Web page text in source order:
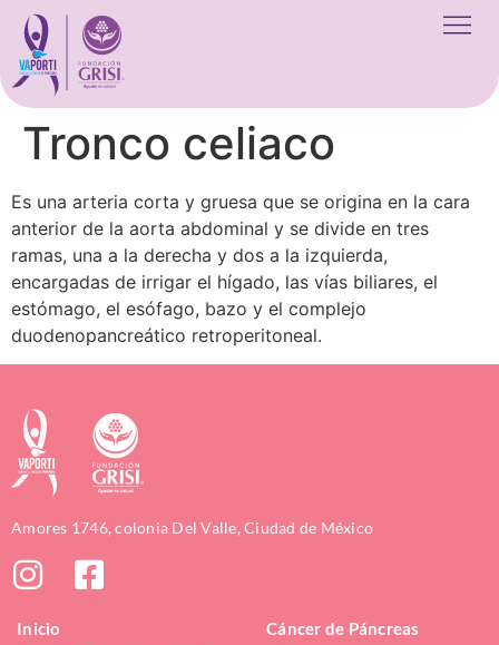
Tronco celiaco
Es una arteria corta y gruesa que se origina en la cara
anterior de la aorta abdominal y se divide en tres
ramas, una a la derecha y dos a la izquierda,
encargadas de irrigar el hígado, las vías biliares, el
estómago, el esófago, bazo y el complejo
duodenopancreático retroperitoneal.
Amores 1746, colonia Del Valle, Ciudad de México
Inicio
Cáncer de Páncreas